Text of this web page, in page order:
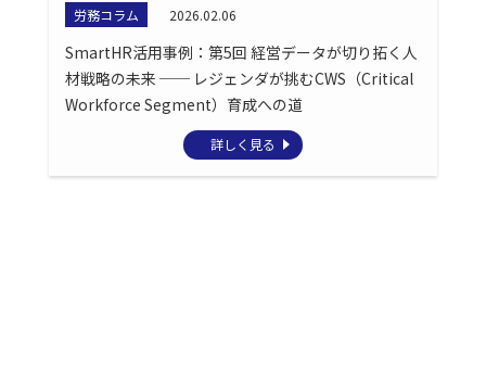
労務コラム 2026.02.06
SmartHR活用事例：第5回 経営データが切り拓く人
材戦略の未来 ── レジェンダが挑むCWS（Critical
Workforce Segment）育成への道
詳しく見る